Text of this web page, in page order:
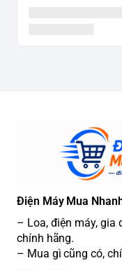
Điện Máy Mua
– Loa, điện máy, gia
chính hãng.
– Mua gì cũng có,